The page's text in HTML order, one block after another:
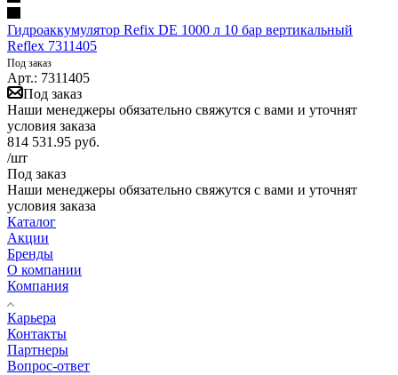
Гидроаккумулятор Refix DE 1000 л 10 бар вертикальный
Reflex 7311405
Под заказ
Арт.: 7311405
Под заказ
Наши менеджеры обязательно свяжутся с вами и уточнят
условия заказа
814 531.95 руб.
/шт
Под заказ
Наши менеджеры обязательно свяжутся с вами и уточнят
условия заказа
Каталог
Акции
Бренды
О компании
Компания
Карьера
Контакты
Партнеры
Вопрос-ответ